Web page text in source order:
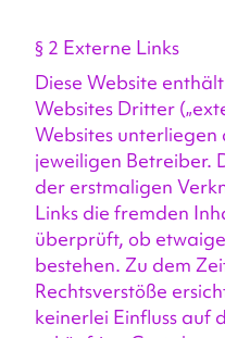
§ 2 Externe Links
Diese Website
Websites Dritter
Websites
jeweiligen Betreiber.
der erstmaligen
Links die fremden
überprüft, ob
bestehen. Zu dem
Rechtsverstöße
keinerlei Einfluss auf